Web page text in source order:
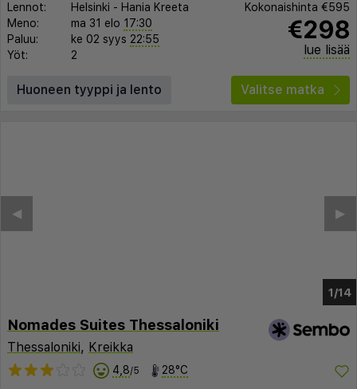
Lennot: Helsinki - Hania Kreeta
Meno:
ma 31 elo 17:30
Paluu:
ke 02 syys 22:55
Yöt:
2
Kokonaishinta €595
€298
lue lisää
Huoneen tyyppi ja lento Valitse matka
1/10
▶︎
◀︎
Nomades Suites Thessaloniki
Thessaloniki, Kreikka
4,8/5 28°C